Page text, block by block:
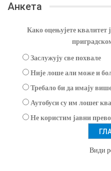
Анкета
Како оцењујете квалитет
Заслужују све похвале
Није лоше али може и
Требало би да имају
Аутобуси су им лошег
Не користим јавни
Види